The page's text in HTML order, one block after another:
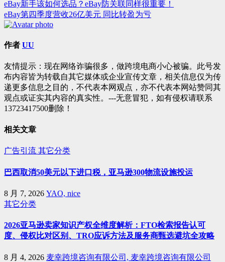
文
章
导
eBay新手该如何选品？eBay防关联同样很重要！
eBay第四季度营收26亿美元 同比转盈为亏
作者 UU
友情提示：现在网络诈骗很多，做跨境电商小心被骗。此号发
布内容皆为转载自其它媒体或企业宣传文章，相关信息仅为传
递更多信息之目的，不代表本网观点，亦不代表本网站赞同其
观点或证实其内容的真实性。---无意冒犯，如有侵权请联系
13723417500删除！
相关文章
广告引流 其它分类
巴西取消50美元以下进口税，亚马逊300物流设施投运
8 月 7, 2026 YAO, nice
其它分类
2026亚马逊卖家知识产权全维度解析：FTO检索报告认可
度、侵权比对区别、TRO应诉方法及服务商甄选避坑全攻略
8 月 4, 2026 麦幸跨境咨询有限公司, 麦幸跨境咨询有限公司